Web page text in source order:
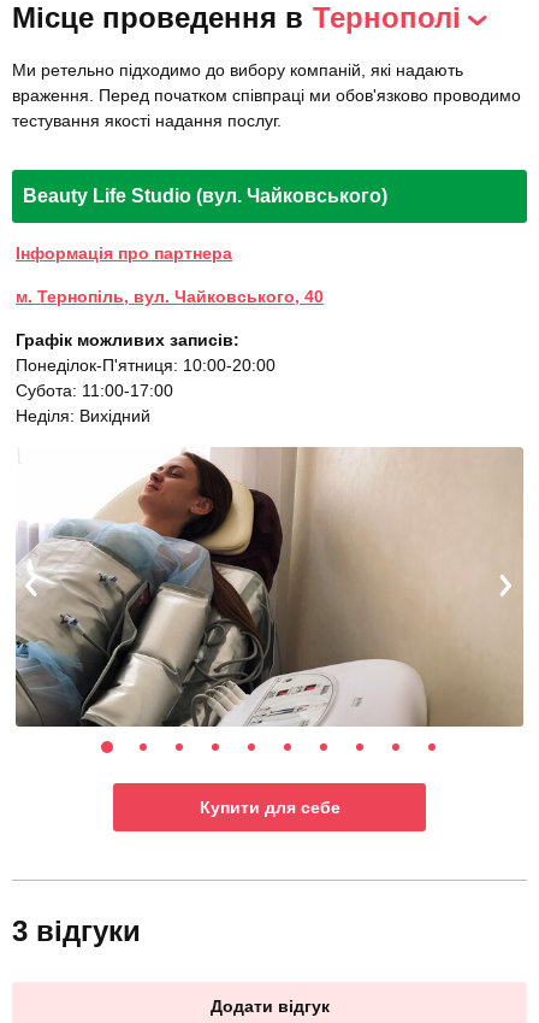
Місце проведення в Тернополі
Ми ретельно підходимо до вибору компаній, які надають
враження. Перед початком співпраці ми обов'язково проводимо
тестування якості надання послуг.
Beauty Life Studio (вул. Чайковського)
Інформація про партнера
м. Тернопіль, вул. Чайковського, 40
Графік можливих записів:
Понеділок-П'ятниця: 10:00-20:00
Субота: 11:00-17:00
Неділя: Вихідний
Купити для себе
3 відгуки
Додати відгук